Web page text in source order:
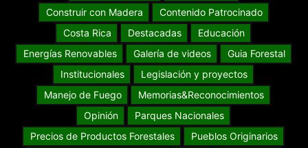
Construir con Madera
Contenido Patrocinado
Costa Rica
Destacadas
Educación
Energías Renovables
Galería de videos
Guia Forestal
Institucionales
Legislación y proyectos
Manejo de Fuego
Memorias&Reconocimientos
Opinión
Parques Nacionales
Precios de Productos Forestales
Pueblos Originarios